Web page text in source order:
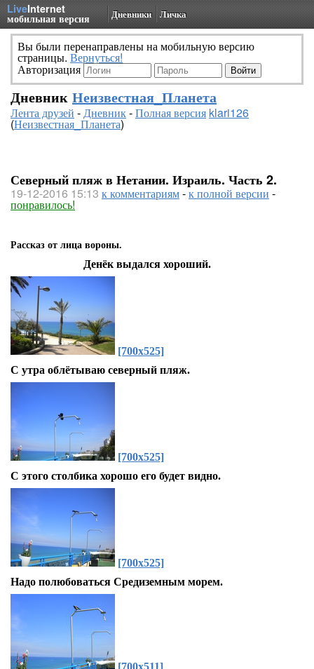
LiveInternet
мобильная версия Дневники Личка
Вы были перенаправлены на мобильную версию
страницы. Вернуться!
Авторизация
Дневник Неизвестная_Планета
Лента друзей -Дневник-Полная версия klari126
(Неизвестная_Планета)
Северный пляж в Нетании. Израиль. Часть 2.
19-12-2016 15:13 к комментариям-к полной версии -
понравилось!
Рассказ от лица вороны.
Денёк выдался хороший.
[700x525]
С утра облётываю северный пляж.
[700x525]
С этого столбика хорошо его будет видно.
[700x525]
Надо полюбоваться Средиземным морем.
[700x511]